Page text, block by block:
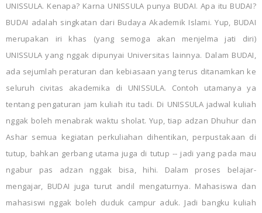
UNISSULA. Kenapa? Karna UNISSULA punya BUDAI. Apa itu BUDAI?
BUDAI adalah singkatan dari Budaya Akademik Islami. Yup, BUDAI
merupakan iri khas (yang semoga akan menjelma jati diri)
UNISSULA yang nggak dipunyai Universitas lainnya. Dalam BUDAI,
ada sejumlah peraturan dan kebiasaan yang terus ditanamkan ke
seluruh civitas akademika di UNISSULA. Contoh utamanya ya
tentang pengaturan jam kuliah itu tadi. Di UNISSULA jadwal kuliah
nggak boleh menabrak waktu sholat. Yup, tiap adzan Dhuhur dan
Ashar semua kegiatan perkuliahan dihentikan, perpustakaan di
tutup, bahkan gerbang utama juga di tutup -- jadi yang pada mau
ngabur pas adzan nggak bisa, hihi. Dalam proses belajar-
mengajar, BUDAI juga turut andil mengaturnya. Mahasiswa dan
mahasiswi nggak boleh duduk campur aduk. Jadi bangku kuliah